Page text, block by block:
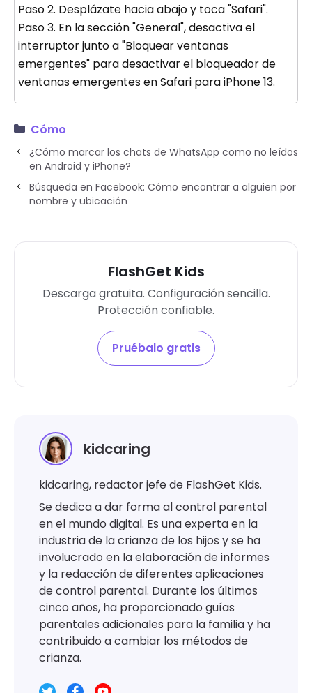
Paso 2. Desplázate hacia abajo y toca "Safari".
Paso 3. En la sección "General", desactiva el
interruptor junto a "Bloquear ventanas
emergentes" para desactivar el bloqueador de
ventanas emergentes en Safari para iPhone 13.
Cómo
¿Cómo marcar los chats de WhatsApp como no leídos
en Android y iPhone?
Búsqueda en Facebook: Cómo encontrar a alguien por
nombre y ubicación
FlashGet Kids
Descarga gratuita. Configuración sencilla.
Protección confiable.
Pruébalo gratis
kidcaring
kidcaring, redactor jefe de FlashGet Kids.
Se dedica a dar forma al control parental
en el mundo digital. Es una experta en la
industria de la crianza de los hijos y se ha
involucrado en la elaboración de informes
y la redacción de diferentes aplicaciones
de control parental. Durante los últimos
cinco años, ha proporcionado guías
parentales adicionales para la familia y ha
contribuido a cambiar los métodos de
crianza.